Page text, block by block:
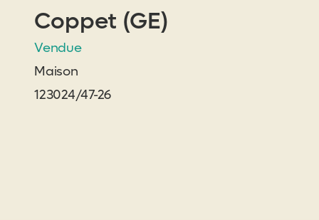
Coppet (GE)
Vendue
Maison
123024/47-26